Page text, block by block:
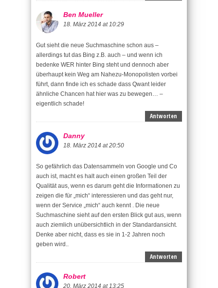
Ben Mueller
18. März 2014 at 10:29
Gut sieht die neue Suchmaschine schon aus –
allerdings tut das Bing z.B. auch – und wenn ich
bedenke WER hinter Bing steht und dennoch aber
überhaupt kein Weg am Nahezu-Monopolisten vorbei
führt, dann finde ich es schade dass Qwant leider
ähnliche Chancen hat hier was zu bewegen… –
eigentlich schade!
Antworten
Danny
18. März 2014 at 20:50
So gefährlich das Datensammeln von Google und Co
auch ist, macht es halt auch einen großen Teil der
Qualität aus, wenn es darum geht die Informationen zu
zeigen die für „mich“ interessieren und das geht nur,
wenn der Service „mich“ auch kennt . Die neue
Suchmaschine sieht auf den ersten Blick gut aus, wenn
auch ziemlich unübersichtlich in der Standardansicht.
Denke aber nicht, dass es sie in 1-2 Jahren noch
geben wird..
Antworten
Robert
20. März 2014 at 13:25